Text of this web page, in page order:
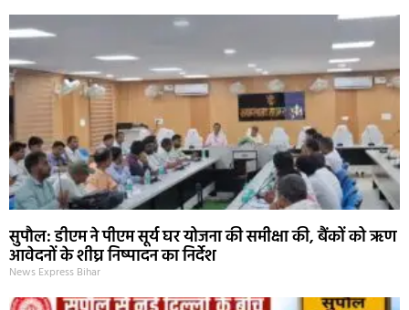
सुपौल: डीएम ने पीएम सूर्य घर योजना की समीक्षा की, बैंकों को ऋण
आवेदनों के शीघ्र निष्पादन का निर्देश
News Express Bihar